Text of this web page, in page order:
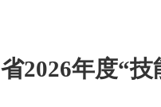
省2026年度“